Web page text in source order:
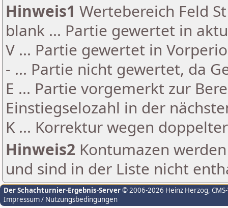
Hinweis1 Wertebereich Feld
blank ... Partie gewertet in
V ... Partie gewertet in
- ... Partie nicht gewertet, da
E ... Partie vorgemerkt zur
Einstiegselozahl in der
K ... Korrektur wegen
Hinweis2 Kontumazen
und sind in der Liste nicht
Der Schachturnier-Ergebnis-Server© 2006-2026 Heinz Herzog,
Impressum / Nutzungsbedingungen